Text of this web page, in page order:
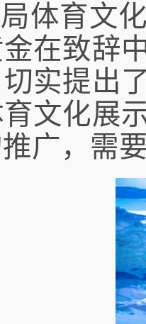
体育文
在致辞
实提出
文化展
广，需